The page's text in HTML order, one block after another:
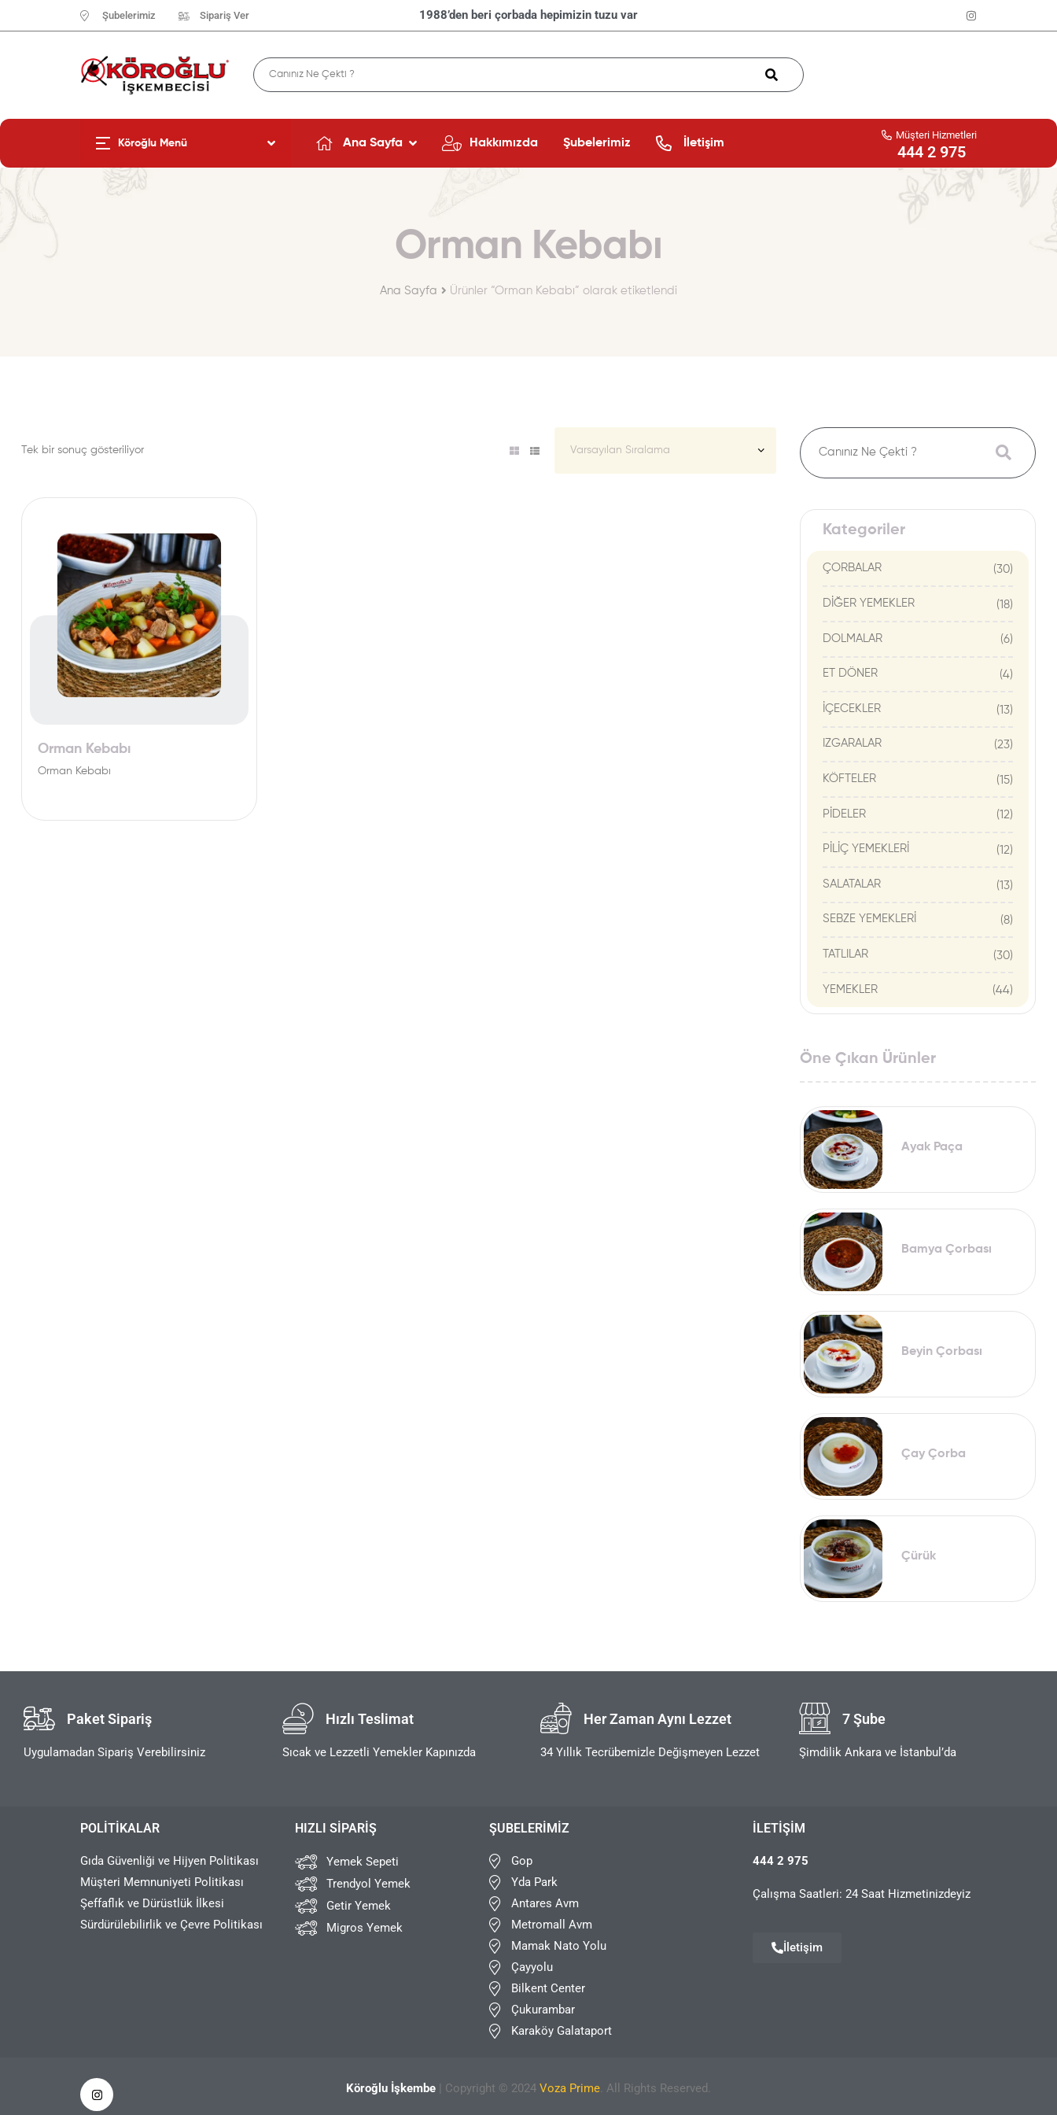
Şubelerimiz Sipariş Ver 1988’den beri çorbada hepimizin tuzu var
Köroğlu Menü Ana Sayfa Hakkımızda Şubelerimiz İletişim
Müşteri Hizmetleri
444 2 975
Orman Kebabı
Ana Sayfa Ürünler “Orman Kebabı” olarak etiketlendi
Tek bir sonuç gösteriliyor
Orman Kebabı
Orman Kebabı
Kategoriler
ÇORBALAR (30)
DİĞER YEMEKLER (18)
DOLMALAR (6)
ET DÖNER (4)
İÇECEKLER (13)
IZGARALAR (23)
KÖFTELER (15)
PİDELER (12)
PİLİÇ YEMEKLERİ (12)
SALATALAR (13)
SEBZE YEMEKLERİ (8)
TATLILAR (30)
YEMEKLER (44)
Öne Çıkan Ürünler
Ayak Paça
Bamya Çorbası
Beyin Çorbası
Çay Çorba
Çürük
Paket Sipariş
Uygulamadan Sipariş Verebilirsiniz
Hızlı Teslimat
Sıcak ve Lezzetli Yemekler Kapınızda
Her Zaman Aynı Lezzet
34 Yıllık Tecrübemizle Değişmeyen Lezzet
7 Şube
Şimdilik Ankara ve İstanbul’da
POLITIKALAR
Gıda Güvenliği ve Hijyen Politikası
Müşteri Memnuniyeti Politikası
Şeffaflık ve Dürüstlük İlkesi
Sürdürülebilirlik ve Çevre Politikası
HIZLI SIPARIŞ
Yemek Sepeti
Trendyol Yemek
Getir Yemek
Migros Yemek
ŞUBELERIMIZ
Gop
Yda Park
Antares Avm
Metromall Avm
Mamak Nato Yolu
Çayyolu
Bilkent Center
Çukurambar
Karaköy Galataport
İLETIŞIM
444 2 975
Çalışma Saatleri: 24 Saat Hizmetinizdeyiz
İletişim
Köroğlu İşkembe | Copyright © 2024 Voza Prime. All Rights Reserved.